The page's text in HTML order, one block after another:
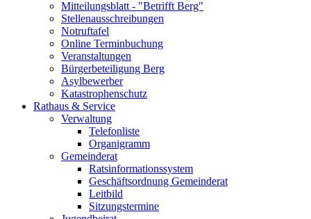
Mitteilungsblatt - "Betrifft Berg"
Stellenausschreibungen
Notruftafel
Online Terminbuchung
Veranstaltungen
Bürgerbeteiligung Berg
Asylbewerber
Katastrophenschutz
Rathaus & Service
Verwaltung
Telefonliste
Organigramm
Gemeinderat
Ratsinformationssystem
Geschäftsordnung Gemeinderat
Leitbild
Sitzungstermine